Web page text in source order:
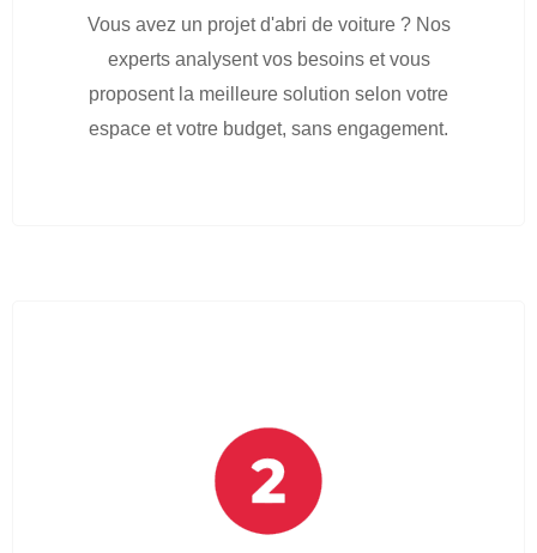
Vous avez un projet d'abri de voiture ? Nos
experts analysent vos besoins et vous
proposent la meilleure solution selon votre
espace et votre budget, sans engagement.